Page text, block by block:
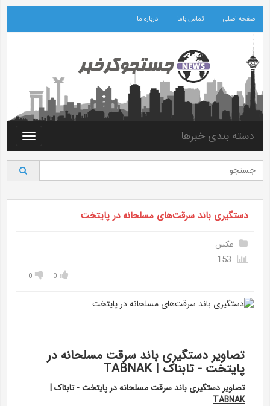
صفحه اصلی تماس باما درباره ما
Toggle
دسته بندی خبرها
دستگیری باند سرقت‌های مسلحانه در پایتخت
عکس
0
0
تصاویر دستگیری باند سرقت مسلحانه در
پایتخت - تابناک | TABNAK
تصاویر دستگیری باند سرقت مسلحانه در پایتخت - تابناک |
TABNAK